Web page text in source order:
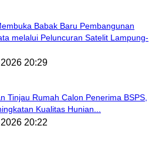
Babak Baru Pembangunan
melalui Peluncuran Satelit Lampung-
20:29
Tinjau Rumah Calon Penerima BSPS,
Kualitas Hunian...
20:22